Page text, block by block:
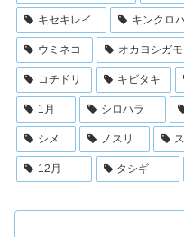
キセキレイ キンクロ
ウミネコ オカヨシガモ
コチドリ キビタキ
1月 シロハラ
シメ ノスリ
12月 タシギ